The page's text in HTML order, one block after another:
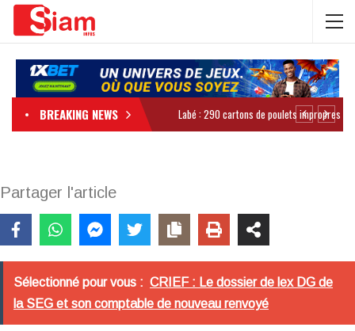
BREAKING NEWS
Partager l'article
Sélectionné pour vous : CRIEF : Le dossier de lex DG de
la SEG et son comptable de nouveau renvoyé